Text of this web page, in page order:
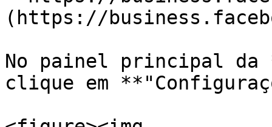
(https://
No painel principal da
clique em